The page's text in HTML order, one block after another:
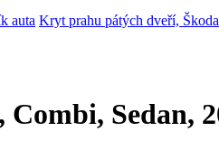
auta Kryt prahu pátých dveří,
Sedan,